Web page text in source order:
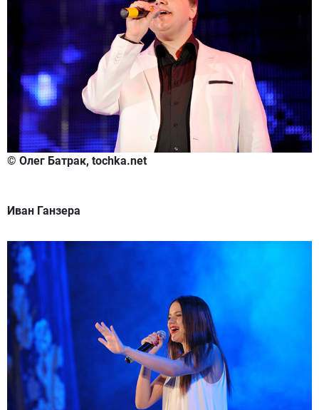
© Олег Батрак, tochka.net
Иван Ганзера